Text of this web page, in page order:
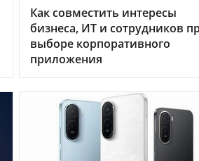
Как совместить интересы
бизнеса, ИТ и сотрудников
выборе корпоративного
приложения